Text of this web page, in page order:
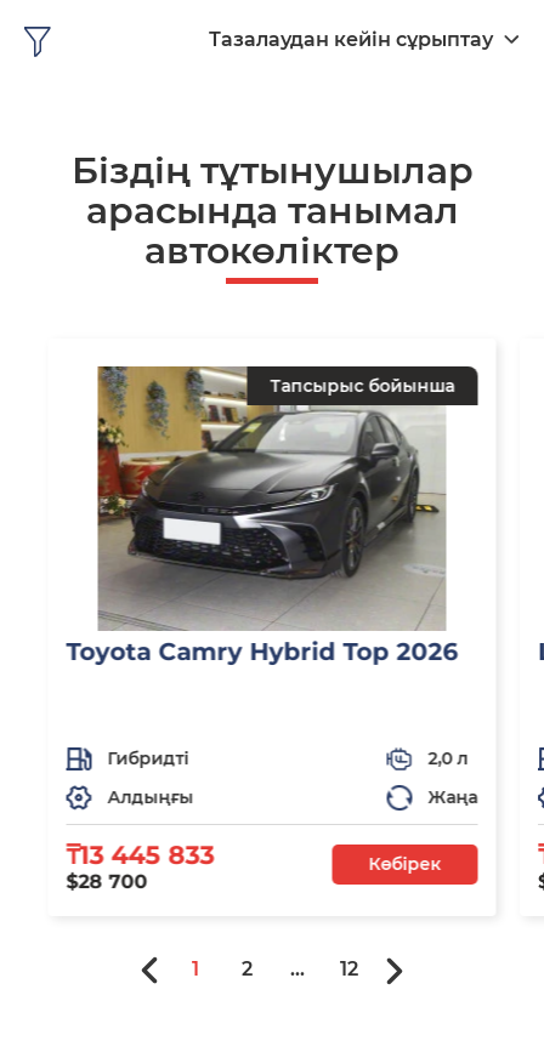
Тазалаудан кейін сұрыптау
Біздің тұтынушылар
арасында танымал
автокөліктер
Тапсырыс бойынша
Toyota Camry Hybrid Top 2026
Гибридті
2,0 л
Алдыңғы
Жаңа
₸13 445 833
$28 700
Көбірек
1 2 ... 12